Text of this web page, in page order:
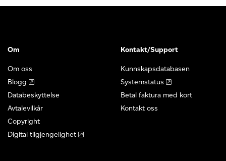
Om
Om oss
Blogg
Databeskyttelse
Avtalevilkår
Copyright
Digital tilgjengelighet
Kontakt/Support
Kunnskapsdatabasen
Systemstatus
Betal faktura med kort
Kontakt oss